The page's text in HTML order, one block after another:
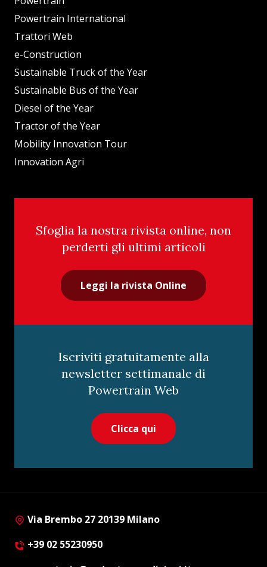
Powertrain International
Trattori Web
e-Construction
Sustainable Truck of the Year
Sustainable Bus of the Year
Diesel of the Year
Tractor of the Year
Mobility Innovation Tour
Innovation Agri
Sfoglia la nostra rivista online, non
perderti gli ultimi articoli
Leggi la rivista Online
Iscriviti gratuitamente alla
newsletter settimanale di
Powertrain Web
Clicca qui
Via Brembo 27 20139 Milano
+39 02 55230950